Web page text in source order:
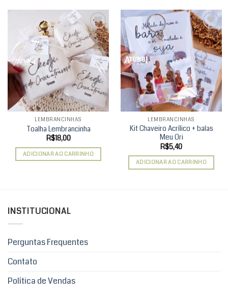
Add to
wishlist
LEMBRANCINHAS
Toalha Lembrancinha
R$18,00
ADICIONAR AO CARRINHO
Add to
wishlist
LEMBRANCINHAS
Kit Chaveiro Acrílico + balas
Meu Ori
R$5,40
ADICIONAR AO CARRINHO
INSTITUCIONAL
Perguntas Frequentes
Contato
Política de Vendas